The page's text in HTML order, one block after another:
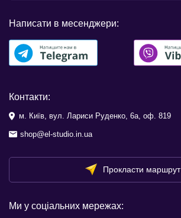
Написати в месенджери:
Контакти:
м. Київ, вул. Лариси Руденко, 6а, оф. 819
shop@el-studio.in.ua
Прокласти маршрут
Ми у соціальних мережах: